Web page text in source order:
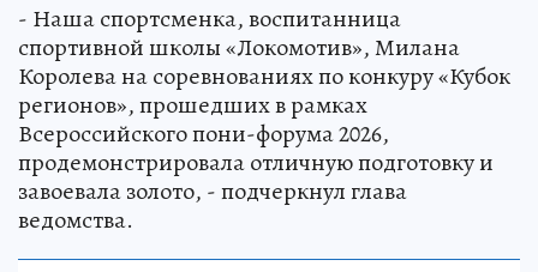
- Наша спортсменка, воспитанница
спортивной школы «Локомотив», Милана
Королева на соревнованиях по конкуру «Кубок
регионов», прошедших в рамках
Всероссийского пони-форума 2026,
продемонстрировала отличную подготовку и
завоевала золото, - подчеркнул глава
ведомства.